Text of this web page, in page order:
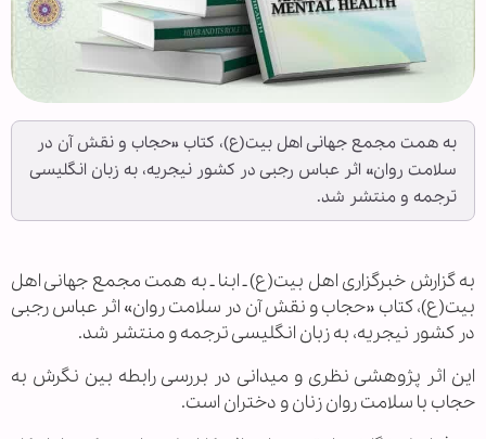
به همت مجمع جهانی اهل بیت(ع)، کتاب «حجاب و نقش آن در
سلامت روان» اثر عباس رجبی در کشور نیجریه، به زبان انگلیسی
ترجمه و منتشر شد.
به گزارش خبرگزاری اهل بیت(ع) ـ ابنا ـ به همت مجمع جهانی اهل
بیت(ع)، کتاب «حجاب و نقش آن در سلامت روان» اثر عباس رجبی
در کشور نیجریه، به زبان انگلیسی ترجمه و منتشر شد.
این اثر پژوهشی نظری و میدانی در بررسی رابطه بین نگرش به
حجاب با سلامت روان زنان و دختران است.